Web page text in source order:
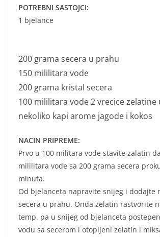
POTREBNI SASTOJCI:
1 bjelance
200 grama secera u prahu
150 mililitara vode
200 grama kristal secera
100 mililitara vode 2 vrecice zelatine
nekoliko kapi arome jagode i kokos
NACIN PRIPREME:
Prvo u 100 militara vode stavite zalatin
mililitara vode sa 200 grama secera
minuta.
Od bjelanceta napravite snijeg i dodajte
secera u prahu. Onda zelatin rastvorite
temp. pa u snijeg od bjelanceta
vodu sa secerom i otopljeni zelatin i